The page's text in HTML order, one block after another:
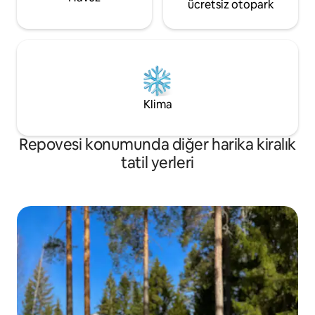
ücretsiz otopark
Klima
Repovesi konumunda diğer harika kiralık
tatil yerleri